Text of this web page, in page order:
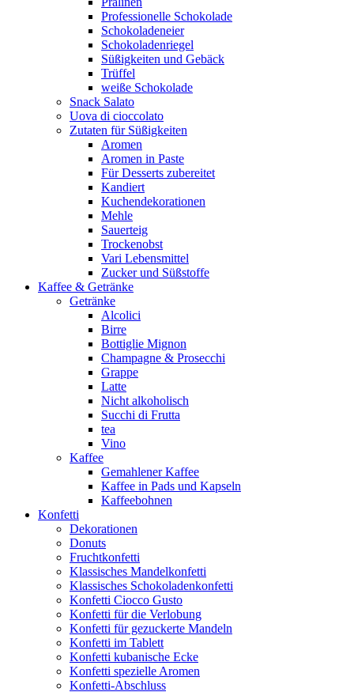
Professionelle Schokolade
Schokoladeneier
Schokoladenriegel
Süßigkeiten und Gebäck
Trüffel
weiße Schokolade
Snack Salato
Uova di cioccolato
Zutaten für Süßigkeiten
Aromen
Aromen in Paste
Für Desserts zubereitet
Kandiert
Kuchendekorationen
Mehle
Sauerteig
Trockenobst
Vari Lebensmittel
Zucker und Süßstoffe
Kaffee & Getränke
Getränke
Alcolici
Birre
Bottiglie Mignon
Champagne & Prosecchi
Grappe
Latte
Nicht alkoholisch
Succhi di Frutta
tea
Vino
Kaffee
Gemahlener Kaffee
Kaffee in Pads und Kapseln
Kaffeebohnen
Konfetti
Dekorationen
Donuts
Fruchtkonfetti
Klassisches Mandelkonfetti
Klassisches Schokoladenkonfetti
Konfetti Ciocco Gusto
Konfetti für die Verlobung
Konfetti für gezuckerte Mandeln
Konfetti im Tablett
Konfetti kubanische Ecke
Konfetti spezielle Aromen
Konfetti-Abschluss